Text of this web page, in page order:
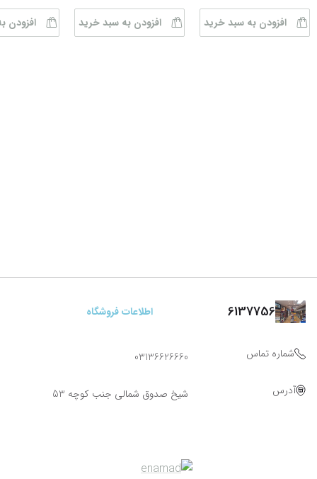
افزودن به سبد خرید افزودن به سبد خرید افزودن
6137756 اطلاعات فروشگاه
شماره تماس 03136626660
آدرس شیخ صدوق شمالی جنب کوچه 53